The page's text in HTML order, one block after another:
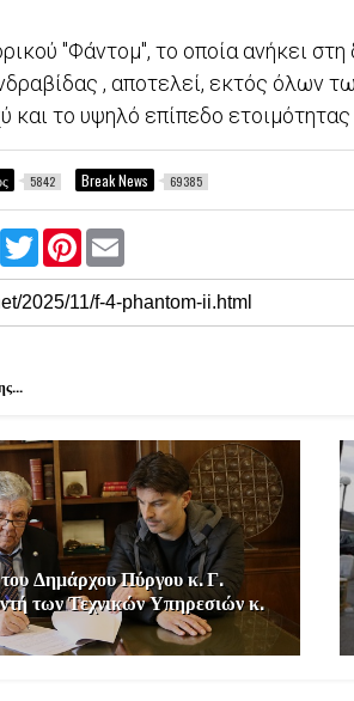
"Φάντομ", το οποία ανήκει
, αποτελεί, εκτός όλων
και το υψηλό επίπεδο
5842 Break News 69385
F
T
i
t
t
e
P
n
t
e
r
a
i
l
Δημάρχου Πύργου κ. Γ.
των Τεχνικών Υπηρεσιών κ.